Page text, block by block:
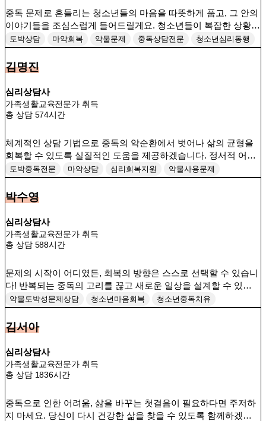
중독 문제로 흔들리는 청소년들의 마음을 따뜻하게 품고, 그 안의
이야기들을 조심스럽게 들어드릴게요. 청소년들이 복잡한 상황
속에서도 자신을 잃지 않도록, 곁에서 조용히 지지하며 함께 나아
가겠습니다.
도박상담 마약회복 약물문제 중독상담전문
청소년심리동행
김명진
심리상담사
가족생활교육전문가 취득
총 상담 574시간
체계적인 상담 기법으로 중독의 악순환에서 벗어나 삶의 균형을
회복할 수 있도록 실질적인 도움을 제공하겠습니다. 정서적 어려
움과 문제를 함께 살피며, 내담자가 자신의 삶을 주도적으로 회복
해갈 수 있도록 전문적으로 돕겠습니다.
도박중독전문 마약상담 심리회복지원
약물사용문제
박수영
심리상담사
가족생활교육전문가 취득
총 상담 588시간
문제의 시작이 어디였든, 회복의 방향은 스스로 선택할 수 있습니
다! 반복되는 중독의 고리를 끊고 새로운 일상을 설계할 수 있도
록, 전문적인 상담으로 함께하겠습니다!
약물도박성문제상담 청소년마음회복
청소년중독치유
김서아
심리상담사
가족생활교육전문가 취득
총 상담 1836시간
중독으로 인한 어려움, 삶을 바꾸는 첫걸음이 필요하다면 주저하
지 마세요. 당신이 다시 건강한 삶을 찾을 수 있도록 함께하겠습니